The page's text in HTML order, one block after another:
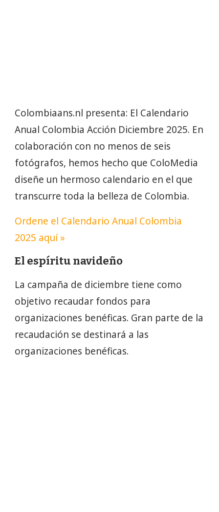
Colombiaans.nl presenta: El Calendario
Anual Colombia Acción Diciembre 2025. En
colaboración con no menos de seis
fotógrafos, hemos hecho que ColoMedia
diseñe un hermoso calendario en el que
transcurre toda la belleza de Colombia.
Ordene el Calendario Anual Colombia
2025 aquí »
El espíritu navideño
La campaña de diciembre tiene como
objetivo recaudar fondos para
organizaciones benéficas. Gran parte de la
recaudación se destinará a las
organizaciones benéficas.